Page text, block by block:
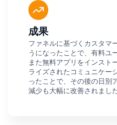
成果
ファネルに基づくカスタマ
うになったことで、有料ユ
また無料アプリをインスト
ライズされたコミュニケー
ったことで、その後の日別
減少も大幅に改善されました